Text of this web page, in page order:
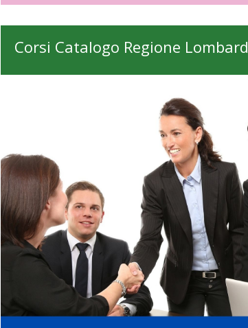
Corsi Catalogo Regione